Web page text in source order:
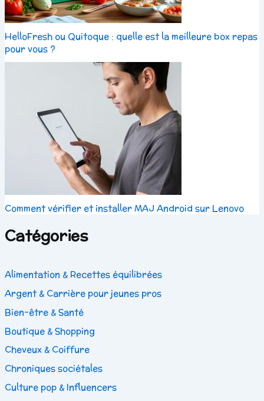
HelloFresh ou Quitoque : quelle est la meilleure box repas
pour vous ?
Comment vérifier et installer MAJ Android sur Lenovo
Catégories
Alimentation & Recettes équilibrées
Argent & Carrière pour jeunes pros
Bien-être & Santé
Boutique & Shopping
Cheveux & Coiffure
Chroniques sociétales
Culture pop & Influencers